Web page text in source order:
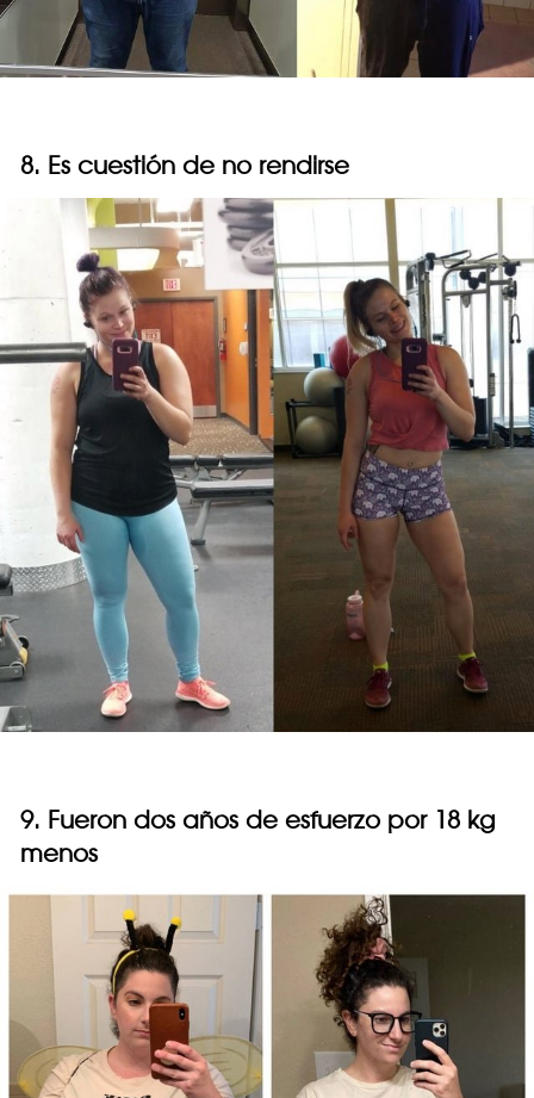
8. Es cuestión de no rendirse
9. Fueron dos años de esfuerzo por 18 kg
menos